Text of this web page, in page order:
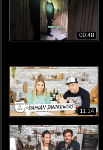
00:48
11:14